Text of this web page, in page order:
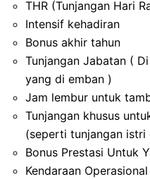
THR (Tunjangan Hari
Intensif kehadiran
Bonus akhir tahun
Tunjangan Jabatan (
yang di emban )
Jam lembur untuk
Tunjangan khusus
(seperti tunjangan istri
Bonus Prestasi Untuk
Kendaraan